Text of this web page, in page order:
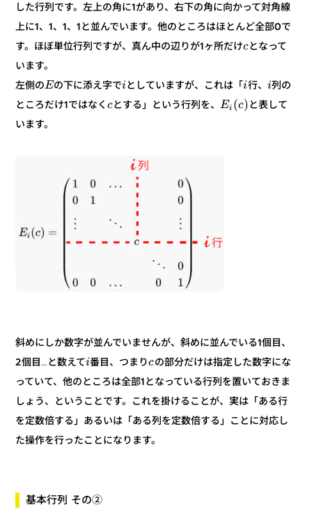
した行列です。左上の角に1があり、右下の角に向かって対角線
上に1、1、1、1と並んでいます。他のところはほとんど全部0で
す。ほぼ単位行列ですが、真ん中の辺りが1ヶ所だけcとなって
います。
左側のEの下に添え字でiとしていますが、これは「i行、i列の
ところだけ1ではなくcとする」という行列を、Ei (c)と表して
います。
斜めにしか数字が並んでいませんが、斜めに並んでいる1個目、
2個目…と数えてi番目、つまりcの部分だけは指定した数字にな
っていて、他のところは全部1となっている行列を置いておきま
しょう、ということです。これを掛けることが、実は「ある行
を定数倍する」あるいは「ある列を定数倍する」ことに対応し
た操作を行ったことになります。
基本行列 その②